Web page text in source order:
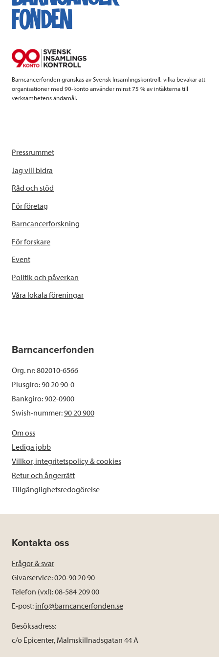
b
k
t
e
Barncancerfonden granskas av Svensk Insamlingskontroll, vilka bevakar att
organisationer med 90-konto använder minst 75 % av intäkterna till
verksamhetens ändamål.
Pressrummet
Jag vill bidra
Råd och stöd
För företag
Barncancerforskning
För forskare
Event
Politik och påverkan
Våra lokala föreningar
Barncancerfonden
Org. nr: 802010-6566
Plusgiro: 90 20 90-0
Bankgiro: 902-0900
Swish-nummer:90 20 900
Om oss
Lediga jobb
Villkor, integritetspolicy & cookies
Retur och ångerrätt
Tillgänglighetsredogörelse
Kontakta oss
Frågor & svar
Givarservice: 020-90 20 90
Telefon (vxl): 08-584 209 00
E-post: info@barncancerfonden.se
Besöksadress:
c/o Epicenter, Malmskillnadsgatan 44 A